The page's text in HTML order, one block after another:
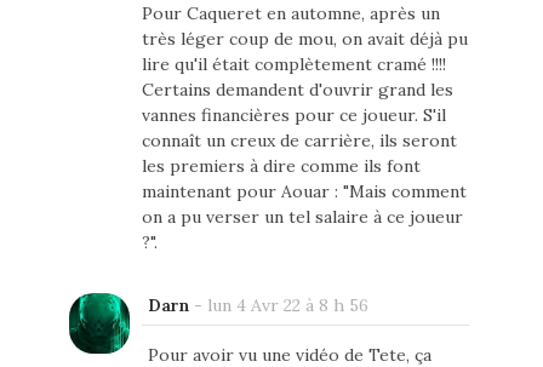
Pour Caqueret en automne, après un
très léger coup de mou, on avait déjà pu
lire qu'il était complètement cramé !!!!
Certains demandent d'ouvrir grand les
vannes financières pour ce joueur. S'il
connaît un creux de carrière, ils seront
les premiers à dire comme ils font
maintenant pour Aouar : "Mais comment
on a pu verser un tel salaire à ce joueur
?".
Darn- lun 4 Avr 22 à 8 h 56
Pour avoir vu une vidéo de Tete, ça